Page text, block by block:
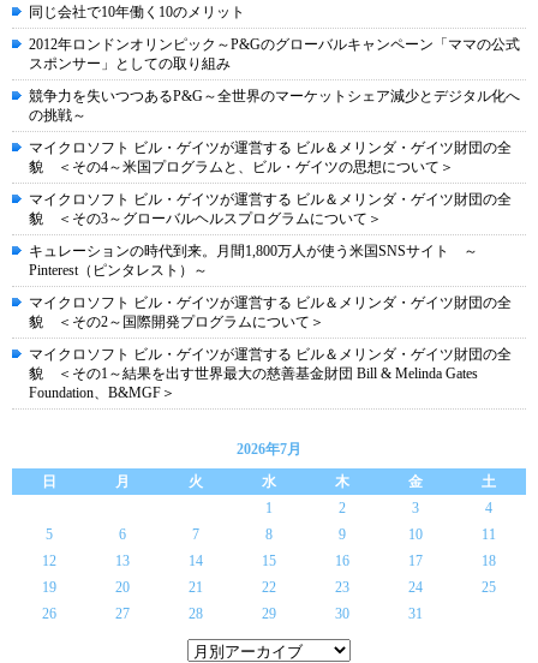
同じ会社で10年働く10のメリット
2012年ロンドンオリンピック～P&Gのグローバルキャンペーン「ママの公式
スポンサー」としての取り組み
競争力を失いつつあるP&G～全世界のマーケットシェア減少とデジタル化へ
の挑戦～
マイクロソフト ビル・ゲイツが運営する ビル＆メリンダ・ゲイツ財団の全
貌 ＜その4～米国プログラムと、ビル・ゲイツの思想について＞
マイクロソフト ビル・ゲイツが運営する ビル＆メリンダ・ゲイツ財団の全
貌 ＜その3～グローバルヘルスプログラムについて＞
キュレーションの時代到来。月間1,800万人が使う米国SNSサイト ～
Pinterest（ピンタレスト）～
マイクロソフト ビル・ゲイツが運営する ビル＆メリンダ・ゲイツ財団の全
貌 ＜その2～国際開発プログラムについて＞
マイクロソフト ビル・ゲイツが運営する ビル＆メリンダ・ゲイツ財団の全
貌 ＜その1～結果を出す世界最大の慈善基金財団 Bill & Melinda Gates
Foundation、B&MGF＞
2026年7月
日
月 火 水 木 金
土
1
2 3
4
5
6 7 8 9 10
11
12
13 14 15 16 17
18
19
20 21 22 23 24
25
26
27 28 29 30 31